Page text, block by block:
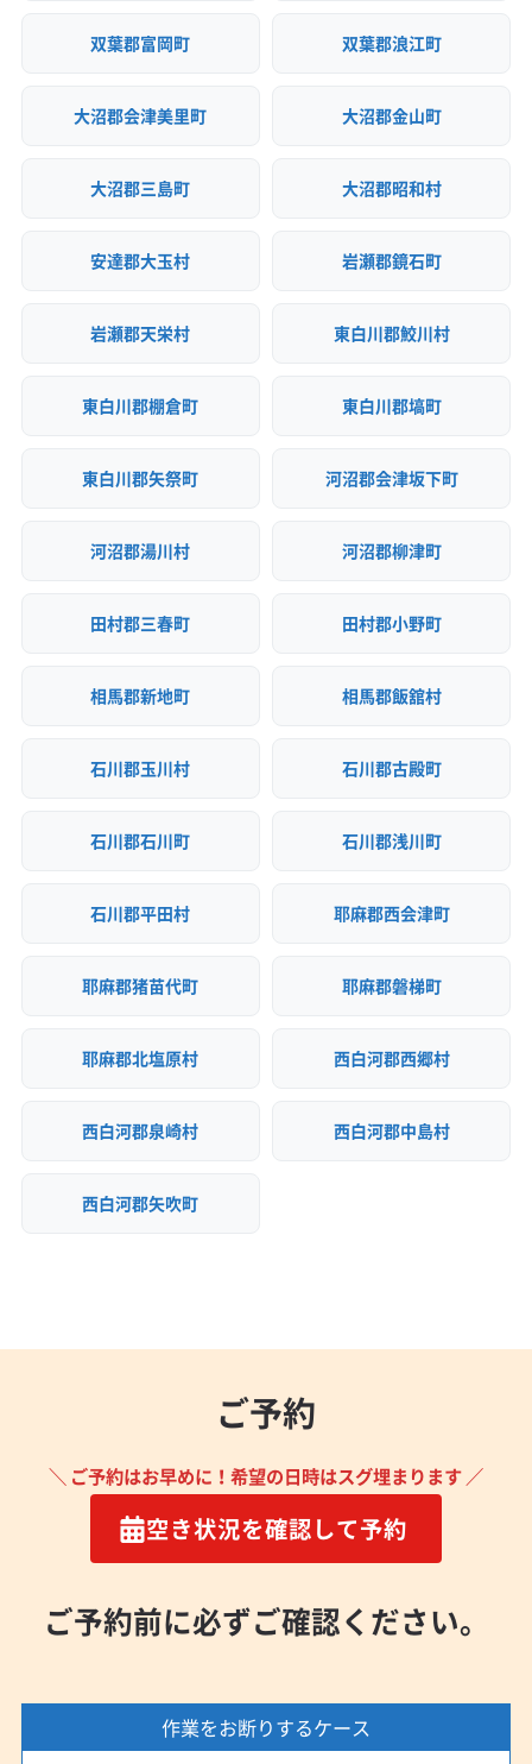
双葉郡富岡町 双葉郡浪江町
大沼郡会津美里町 大沼郡金山町
大沼郡三島町 大沼郡昭和村
安達郡大玉村 岩瀬郡鏡石町
岩瀬郡天栄村 東白川郡鮫川村
東白川郡棚倉町 東白川郡塙町
東白川郡矢祭町 河沼郡会津坂下町
河沼郡湯川村 河沼郡柳津町
田村郡三春町 田村郡小野町
相馬郡新地町 相馬郡飯舘村
石川郡玉川村 石川郡古殿町
石川郡石川町 石川郡浅川町
石川郡平田村 耶麻郡西会津町
耶麻郡猪苗代町 耶麻郡磐梯町
耶麻郡北塩原村 西白河郡西郷村
西白河郡泉崎村 西白河郡中島村
西白河郡矢吹町
ご予約
＼ ご予約はお早めに！希望の日時はスグ埋まります ／
空き状況を確認して予約
ご予約前に必ずご確認ください。
作業をお断りするケース